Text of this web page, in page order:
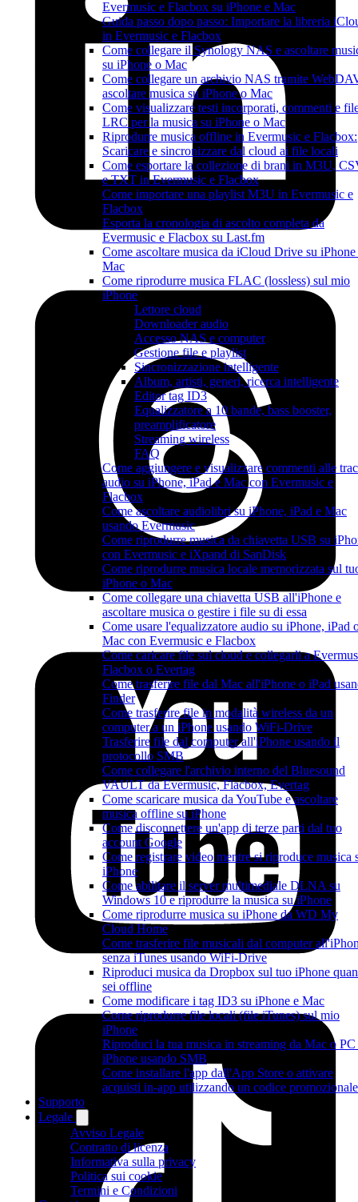
Evermusic e Flacbox su iPhone e Mac
Guida passo dopo passo: Importare la libreria
in Evermusic e Flacbox
Come collegare il Synology NAS e ascoltare
su iPhone o Mac
Come collegare un archivio NAS tramite
ascoltare musica su iPhone o Mac
Come visualizzare testi incorporati, commenti e
LRC per la musica su iPhone o Mac
Riprodurre musica offline in Evermusic e Flacbox:
Scaricare e sincronizzare dal cloud ai file locali
Come esportare la collezione di brani in M3U,
e TXT in Evermusic e Flacbox
Come importare una playlist M3U in Evermusic e
Flacbox
Esporta la cronologia di ascolto completa da
Evermusic e Flacbox su Last.fm
Come ascoltare musica da iCloud Drive su iPhone
Mac
Come riprodurre musica FLAC (lossless) sul mio
iPhone
Lettore cloud
Downloader audio
Accesso NAS e computer
Gestione file e playlist
Sincronizzazione intelligente
Album, artisti, generi, ricerca intelligente
Editor tag ID3
Equalizzatore a 10 bande, bass booster,
preamplificatore
Streaming wireless
FAQ
Come aggiungere e visualizzare commenti alle
audio su iPhone, iPad e Mac con Evermusic e
Flacbox
Come ascoltare audiolibri su iPhone, iPad e Mac
usando Evermusic
Come riprodurre musica da chiavetta USB su
con Evermusic e iXpand di SanDisk
Come riprodurre musica locale memorizzata sul
iPhone o Mac
Come collegare una chiavetta USB all'iPhone e
ascoltare musica o gestire i file su di essa
Come usare l'equalizzatore audio su iPhone, iPad
Mac con Evermusic e Flacbox
Come caricare file sul cloud e collegarli a
Flacbox o Evertag
Come trasferire file dal Mac all'iPhone o iPad
Finder
Come trasferire file in modalità wireless da un
computer a un iPhone usando WiFi-Drive
Trasferire file dal computer all'iPhone usando il
protocollo SMB
Come collegare l'archivio interno del Bluesound
VAULT da Evermusic, Flacbox, Evertag
Come scaricare musica da YouTube e ascoltare
musica offline su iPhone
Come disconnettere un'app di terze parti dal tuo
account Google
Come registrare video mentre si riproduce musica
iPhone
Come abilitare il server multimediale DLNA su
Windows 10 e riprodurre la musica su iPhone
Come riprodurre musica su iPhone da WD My
Cloud Home
Come trasferire file musicali dal computer
senza iTunes usando WiFi-Drive
Riproduci musica da Dropbox sul tuo iPhone
sei offline
Come modificare i tag ID3 su iPhone e Mac
Come riprodurre file locali (file iTunes) sul mio
iPhone
Riproduci la tua musica in streaming da Mac o PC
iPhone usando SMB
Come installare l'app dall'App Store o attivare
acquisti in-app utilizzando un codice promozionale
Supporto
Legale
Avviso Legale
Contratto di licenza
Informativa sulla privacy
Politica sui cookie
Termini e Condizioni